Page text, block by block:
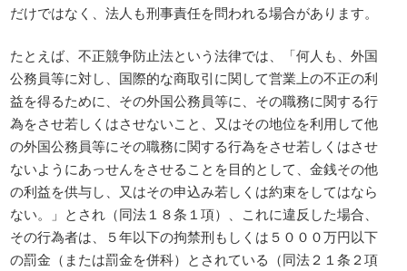
だけではなく、法人も刑事責任を問われる場合があります。
たとえば、不正競争防止法という法律では、「何人も、外国
公務員等に対し、国際的な商取引に関して営業上の不正の利
益を得るために、その外国公務員等に、その職務に関する行
為をさせ若しくはさせないこと、又はその地位を利用して他
の外国公務員等にその職務に関する行為をさせ若しくはさせ
ないようにあっせんをさせることを目的として、金銭その他
の利益を供与し、又はその申込み若しくは約束をしてはなら
ない。」とされ（同法１８条１項）、これに違反した場合、
その行為者は、５年以下の拘禁刑もしくは５０００万円以下
の罰金（または罰金を併科）とされている（同法２１条２項